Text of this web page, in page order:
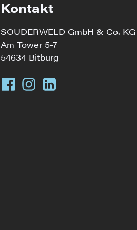
Kontakt
SOUDERWELD GmbH & Co. KG
Am Tower 5-7
54634 Bitburg